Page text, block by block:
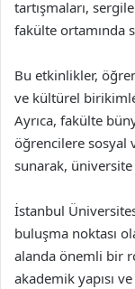
tartışmaları,
fakülte ortamında
Bu etkinlikler,
ve kültürel
Ayrıca, fakülte
öğrencilere sosyal
sunarak, üniversite
İstanbul
buluşma noktası
alanda önemli bir
akademik yapısı